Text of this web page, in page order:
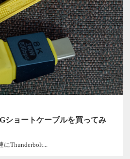
ショートケーブルを買ってみ
Thunderbolt...